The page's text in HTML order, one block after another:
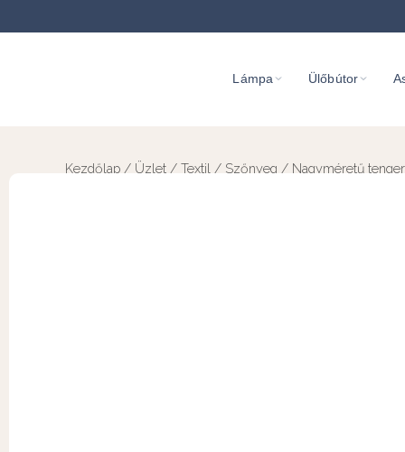
Lámpa Ülőbútor
Kezdőlap / Üzlet / Textil / Szőnyeg / Nagyméretű